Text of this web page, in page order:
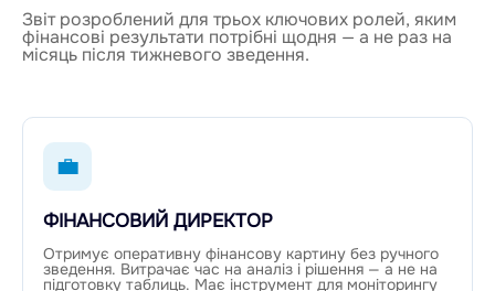
Звіт розроблений для трьох ключових ролей, яким
фінансові результати потрібні щодня — а не раз на
місяць після тижневого зведення.
💼
ФІНАНСОВИЙ ДИРЕКТОР
Отримує оперативну фінансову картину без ручного
зведення. Витрачає час на аналіз і рішення — а не на
підготовку таблиць. Має інструмент для моніторингу